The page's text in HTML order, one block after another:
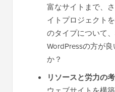
富なサイトまで、
イトプロジェクト
のタイプについて
WordPressの方が
か？
リソースと労力の